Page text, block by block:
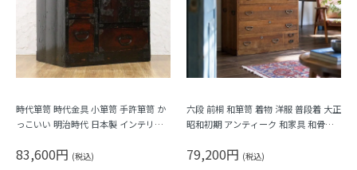
時代箪笥 時代金具 小箪笥 手許箪笥 か
っこいい 明治時代 日本製 インテリア
83,600円 (税込)
六段 前桐 和箪笥 着物 洋服 普段着 大正
昭和初期 アンティーク 和家具 和骨董
79,200円 (税込)